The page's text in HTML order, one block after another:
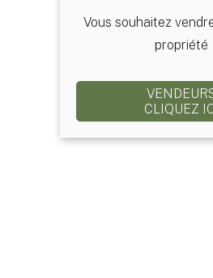
Vous souhaitez
propriété
CLIQUEZ